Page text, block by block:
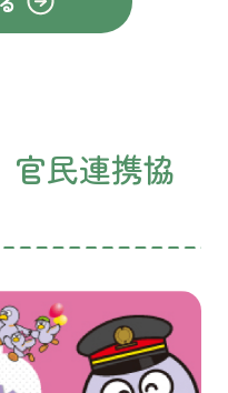
官民連携協